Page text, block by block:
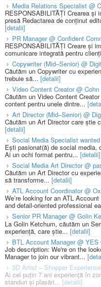
Media Relations Specialist @
RESPONSABILITĂȚI Crearea și
presă Redactarea de conținut
[detalii]
PR Manager @ Confident
RESPONSABILITĂȚI Creare și
comunicare integrată pentru
Copywriter (Mid–Senior) @
Căutăm un Copywriter cu
trebuie să... [detalii]
Video Content Creator @
Căutăm un Video Content
content pentru unele dintre...
Art Director (Mid–Senior) @
Căutăm un Art Director care știe
[detalii]
Social Media Specialist
Ești pasionat(ă) de social media,
Ai un ochi format pentru... [detalii]
Social Media Art Director @
Căutăm un Art Director cu
să transforme... [detalii]
ATL Account Coordinator @
We’re looking for an ATL
and detail-oriented professional
Senior PR Manager @ Golin
La Golin Ketchum, căutăm un
experiență, care știe... [detalii]
BTL Account Manager @ YES
Job description: We're on the
Manager to join our vibrant...
3D Artist – Shopper
Ai cel puțin 7 ani experiență în
standuri și plasări...[detalii]